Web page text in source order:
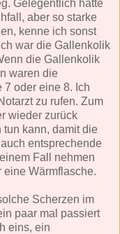
Gelegentlich hatte
aber so starke
kenne ich sonst
war die Gallenkolik
die Gallenkolik
waren die
7 oder eine 8. Ich
zu rufen. Zum
wieder zurück
kann, damit die
entsprechende
Fall nehmen
eine Wärmflasche.
Scherzen im
paar mal passiert
eins, ein